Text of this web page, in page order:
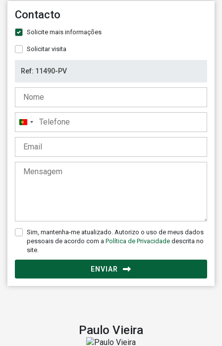
Contacto
Solicite mais informações
Solicitar visita
Portugal
+351
Sim, mantenha-me atualizado. Autorizo o uso de meus dados
pessoais de acordo com a Política de Privacidade descrita no
site.
ENVIAR
Paulo Vieira